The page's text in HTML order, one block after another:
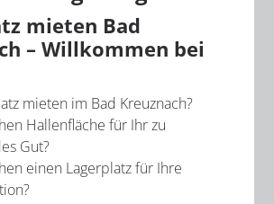
mieten Bad
– Willkommen bei
mieten im Bad Kreuznach?
Hallenfläche für Ihr zu
Gut?
einen Lagerplatz für Ihre